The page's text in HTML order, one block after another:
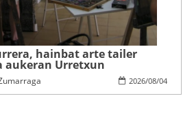
hainbat arte tailer
aukeran Urretxun
2026/08/04